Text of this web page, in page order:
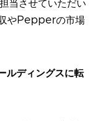
当させていただい
収やPepperの市場
ルディングスに転